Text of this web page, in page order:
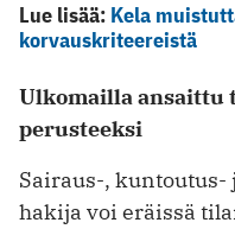
Lue lisää: Kela
korvauskriteereistä
Ulkomailla ansaittu
perusteeksi
Sairaus-,
hakija voi eräissä